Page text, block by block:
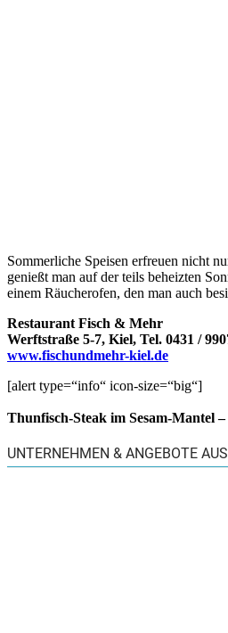
Sommerliche Speisen erfreuen nicht
genießt man auf der teils beheizten
einem Räucherofen, den man auch
Restaurant Fisch & Mehr
Werftstraße 5-7, Kiel, Tel. 0431 /
www.fischundmehr-kiel.de
[alert type=“info“ icon-size=“big“]
Thunfisch-Steak im Sesam-Mantel